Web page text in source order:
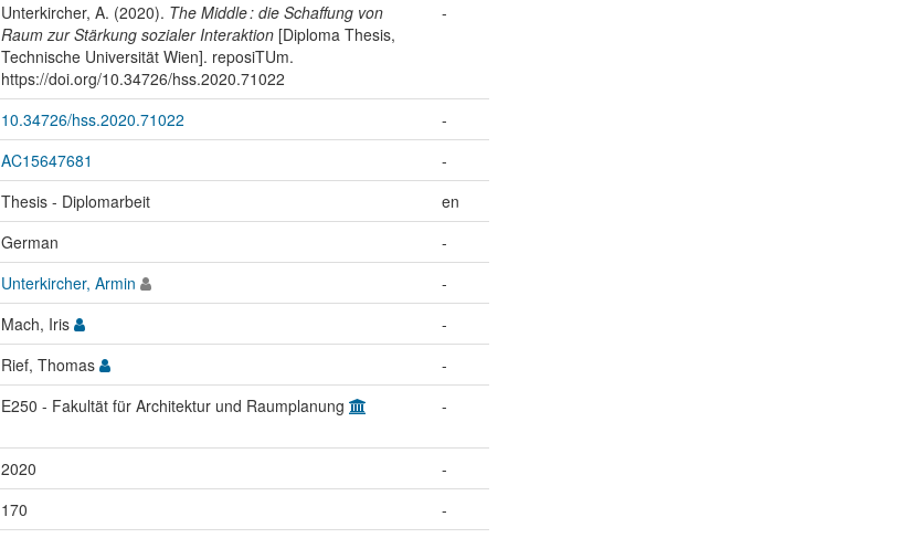
Unterkircher, A. (2020). The Middle : die Schaffung von
Raum zur Stärkung sozialer Interaktion[Diploma Thesis,
Technische Universität Wien]. reposiTUm.
https://doi.org/10.34726/hss.2020.71022
-
10.34726/hss.2020.71022
-
AC15647681
-
Thesis - Diplomarbeit
en
German
-
Unterkircher, Armin
-
Mach, Iris
-
Rief, Thomas
-
E250 - Fakultät für Architektur und Raumplanung -
2020
-
170
-